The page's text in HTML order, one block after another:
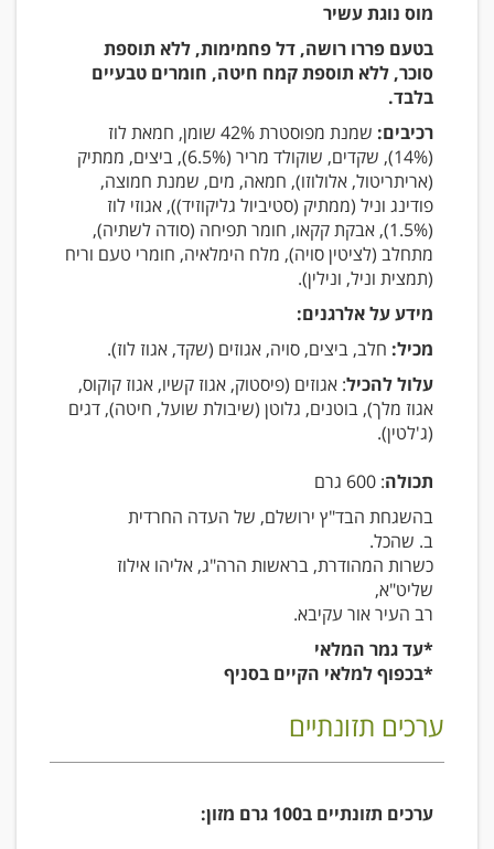
מוס נוגת עשיר
בטעם פררו רושה, דל פחמימות, ללא תוספת
סוכר, ללא תוספת קמח חיטה, חומרים טבעיים
בלבד.
רכיבים:
שמנת מפוסטרת 42% שומן, חמאת לוז
(14%), שקדים, שוקולד מריר (6.5%), ביצים, ממתיק
(אריתריטול, אלולוזו), חמאה, מים, שמנת חמוצה,
פודינג וניל (ממתיק (סטיביול גליקוזיד)), אגוזי לוז
(1.5%), אבקת קקאו, חומר תפיחה (סודה לשתיה),
מתחלב (לציטין סויה), מלח הימלאיה, חומרי טעם וריח
(תמצית וניל, ונילין).
מידע על אלרגנים:
מכיל: חלב, ביצים, סויה, אגוזים (שקד, אגוז לוז).
עלול להכיל: אגוזים (פיסטוק, אגוז קשיו, אגוז קוקוס,
אגוז מלך), בוטנים, גלוטן (שיבולת שועל, חיטה), דגים
(ג'לטין).
תכולה: 600 גרם
בהשגחת הבד"ץ ירושלם, של העדה החרדית
ב. שהכל.
כשרות המהודרת, בראשות הרה"ג, אליהו אילוז
שליט"א,
רב העיר אור עקיבא.
*עד גמר המלאי
*בכפוף למלאי הקיים בסניף
ערכים תזונתיים
ערכים תזונתיים ב100 גרם מזון: